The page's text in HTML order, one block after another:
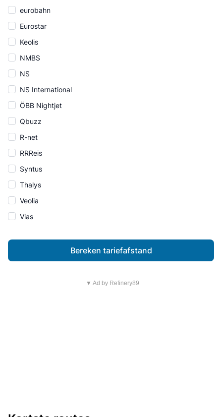
eurobahn
Eurostar
Keolis
NMBS
NS
NS International
ÖBB Nightjet
Qbuzz
R-net
RRReis
Syntus
Thalys
Veolia
Vias
Bereken tariefafstand
▼ Ad by Refinery89